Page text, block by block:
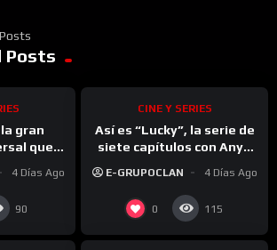
Posts
gran
que
puro
4 Días Ago
90
CINE Y SERIES
Así es “Lucky”, la serie de
siete capítulos con Anya
robos, traiciones y una
fuga desesperada
E-GRUPOCLAN 4 Días Ago
0 115